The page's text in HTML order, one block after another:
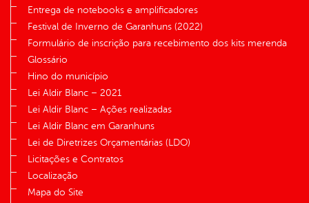
Entrega de notebooks e amplificadores
Festival de Inverno de Garanhuns (2022)
Formulário de inscrição para recebimento dos kits merenda
Glossário
Hino do município
Lei Aldir Blanc – 2021
Lei Aldir Blanc – Ações realizadas
Lei Aldir Blanc em Garanhuns
Lei de Diretrizes Orçamentárias (LDO)
Licitações e Contratos
Localização
Mapa do Site